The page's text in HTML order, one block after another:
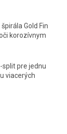
Gold Fin
korozívnym
split pre jednu
viacerých